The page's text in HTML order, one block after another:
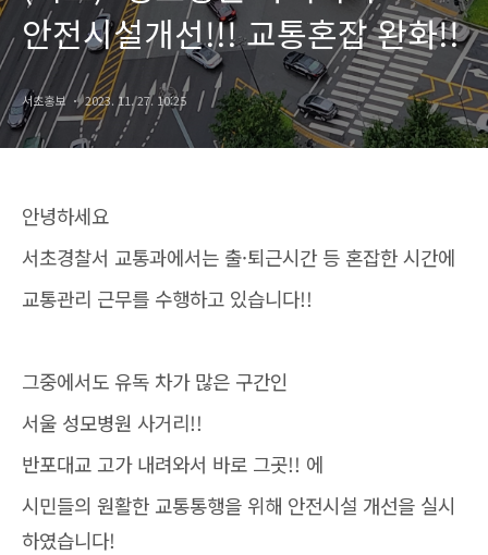
안전시설개선!!! 교통혼잡 완화!!
서초홍보 2023. 11. 27. 10:25
안녕하세요
서초경찰서 교통과에서는 출·퇴근시간 등 혼잡한 시간에
교통관리 근무를 수행하고 있습니다!!
그중에서도 유독 차가 많은 구간인
서울 성모병원 사거리!!
반포대교 고가 내려와서 바로 그곳!! 에
시민들의 원활한 교통통행을 위해 안전시설 개선을 실시
하였습니다!